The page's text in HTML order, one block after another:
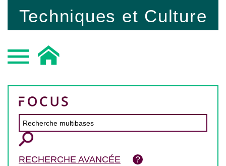
Techniques et Culture
RECHERCHE AVANCÉE